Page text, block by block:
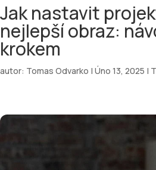
Jak nastavit
nejlepší obraz:
krokem
autor: Tomas Odvarko | Úno 13, 2025 |